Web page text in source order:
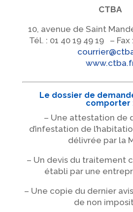
CTBA
10, avenue de Saint
Tél. : 01 40 19 49 19 – Fax
Le dossier de
comporter
– Une attestation de
d’infestation de
délivrée par la
– Un devis du traitement
établi par une
– Une copie du dernier
de non